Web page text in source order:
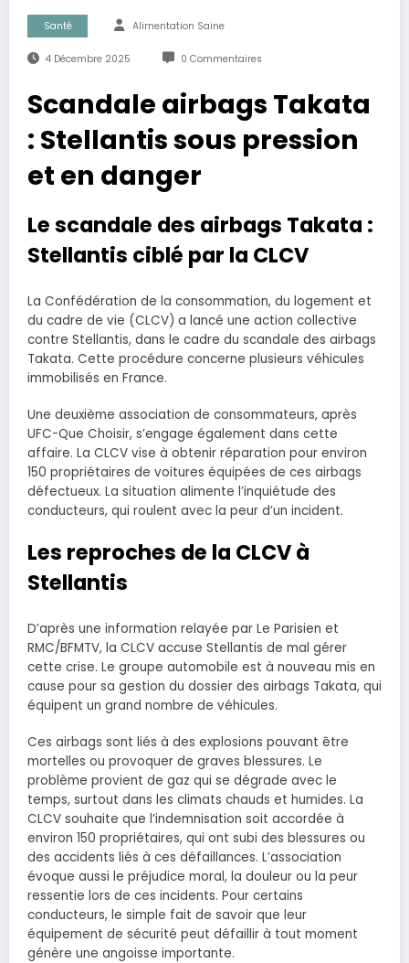
Santé Alimentation Saine
4 Décembre 2025 0 Commentaires
Scandale airbags Takata
: Stellantis sous pression
et en danger
Le scandale des airbags Takata :
Stellantis ciblé par la CLCV
La Confédération de la consommation, du logement et
du cadre de vie (CLCV) a lancé une action collective
contre Stellantis, dans le cadre du scandale des airbags
Takata. Cette procédure concerne plusieurs véhicules
immobilisés en France.
Une deuxième association de consommateurs, après
UFC-Que Choisir, s’engage également dans cette
affaire. La CLCV vise à obtenir réparation pour environ
150 propriétaires de voitures équipées de ces airbags
défectueux. La situation alimente l’inquiétude des
conducteurs, qui roulent avec la peur d’un incident.
Les reproches de la CLCV à
Stellantis
D’après une information relayée par Le Parisien et
RMC/BFMTV, la CLCV accuse Stellantis de mal gérer
cette crise. Le groupe automobile est à nouveau mis en
cause pour sa gestion du dossier des airbags Takata, qui
équipent un grand nombre de véhicules.
Ces airbags sont liés à des explosions pouvant être
mortelles ou provoquer de graves blessures. Le
problème provient de gaz qui se dégrade avec le
temps, surtout dans les climats chauds et humides. La
CLCV souhaite que l’indemnisation soit accordée à
environ 150 propriétaires, qui ont subi des blessures ou
des accidents liés à ces défaillances. L’association
évoque aussi le préjudice moral, la douleur ou la peur
ressentie lors de ces incidents. Pour certains
conducteurs, le simple fait de savoir que leur
équipement de sécurité peut défaillir à tout moment
génère une angoisse importante.